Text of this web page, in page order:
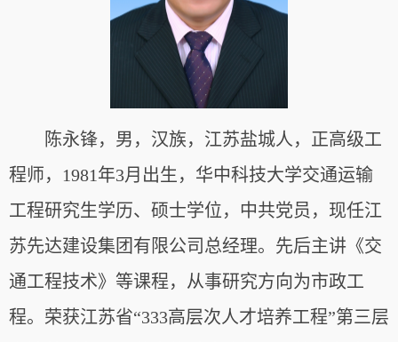
陈永锋，男，汉族，江苏盐城人，正高级工
程师，1981年3月出生，华中科技大学交通运输
工程研究生学历、硕士学位，中共党员，现任江
苏先达建设集团有限公司总经理。先后主讲《交
通工程技术》等课程，从事研究方向为市政工
程。荣获江苏省“333高层次人才培养工程”第三层